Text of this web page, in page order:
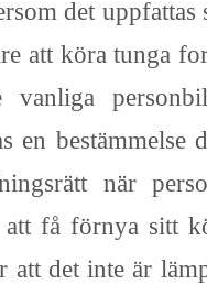
det uppfattas
att köra tunga
en bestämmelse
när
få förnya sitt
att det inte är